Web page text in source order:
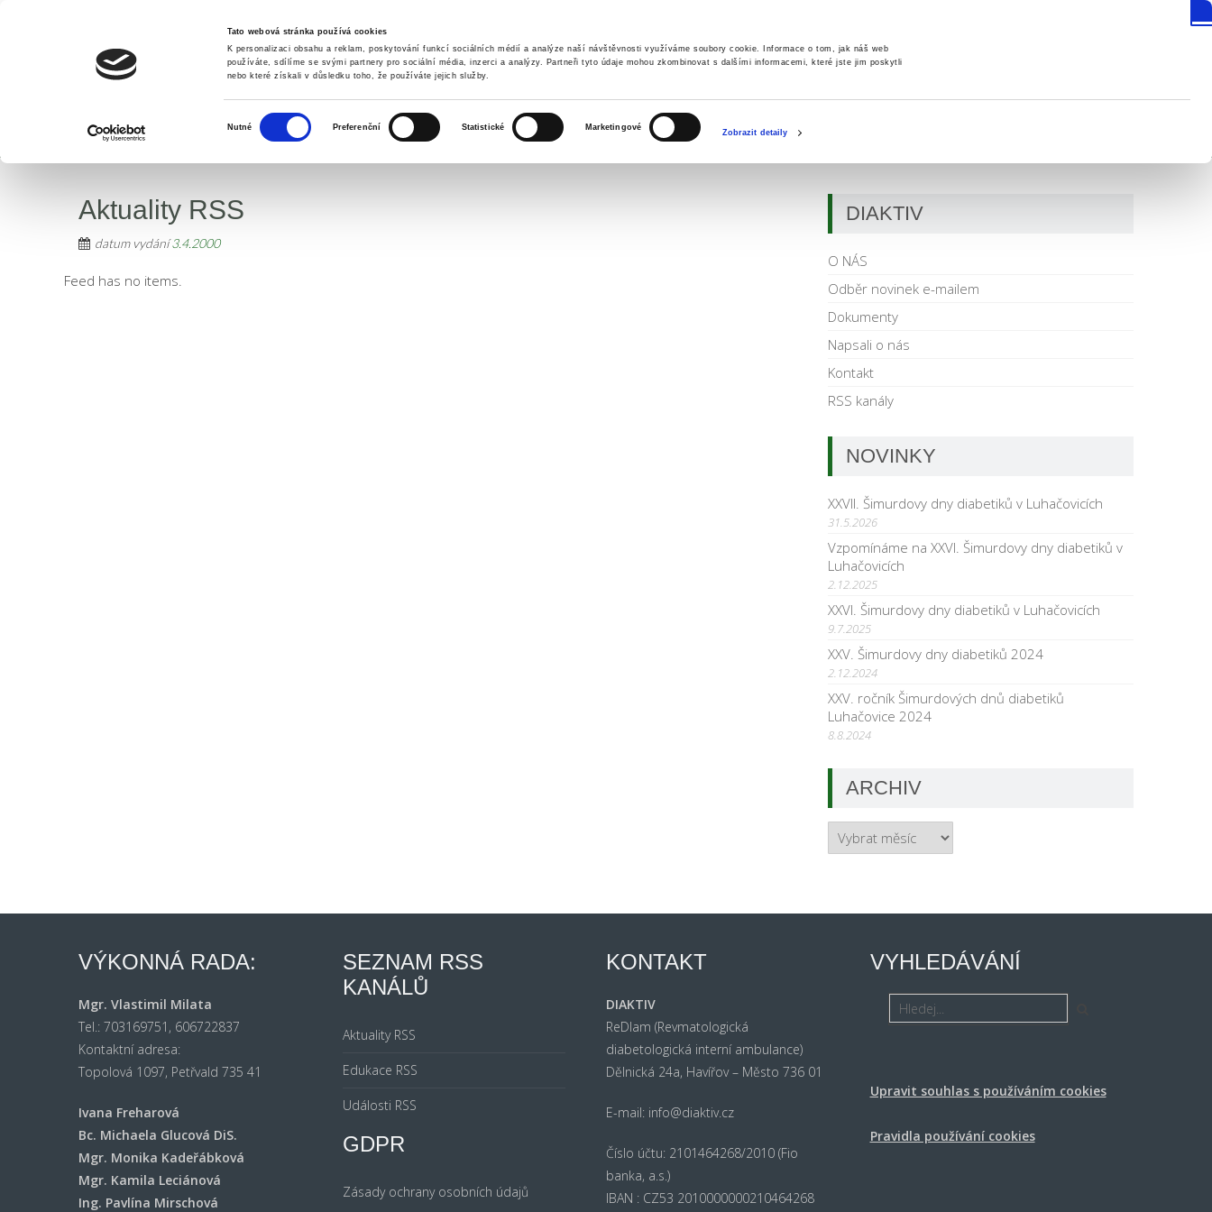
Tato webová stránka používá cookies
K personalizaci obsahu a reklam, poskytování funkcí sociálních médií a analýze naší návštěvnosti využíváme soubory cookie. Informace o tom, jak náš web
používáte, sdílíme se svými partnery pro sociální média, inzerci a analýzy. Partneři tyto údaje mohou zkombinovat s dalšími informacemi, které jste jim poskytli
nebo které získali v důsledku toho, že používáte jejich služby.
Nutné Preferenční Statistické Marketingové
Zobrazit detaily
ÚVOD O NÁS AKTUALITY KALENDÁŘ AKCÍ EDUKAČNÍ PROJEKTY PARTNEŘI
Aktuality RSS
datum vydání3.4.2000
Feed has no items.
DIAKTIV
O NÁS
Odběr novinek e-mailem
Dokumenty
Napsali o nás
Kontakt
RSS kanály
NOVINKY
XXVII. Šimurdovy dny diabetiků v Luhačovicích
31.5.2026
Vzpomínáme na XXVI. Šimurdovy dny diabetiků v
Luhačovicích
2.12.2025
XXVI. Šimurdovy dny diabetiků v Luhačovicích
9.7.2025
XXV. Šimurdovy dny diabetiků 2024
2.12.2024
XXV. ročník Šimurdových dnů diabetiků
Luhačovice 2024
8.8.2024
ARCHIV
Archiv
VÝKONNÁ RADA:
Mgr. Vlastimil Milata
Tel.: 703169751, 606722837
Kontaktní adresa:
Topolová 1097, Petřvald 735 41
Ivana Freharová
Bc. Michaela Glucová DiS.
Mgr. Monika Kadeřábková
Mgr. Kamila Leciánová
Ing. Pavlína Mirschová
SEZNAM RSS
KANÁLŮ
Aktuality RSS
Edukace RSS
Události RSS
GDPR
Zásady ochrany osobních údajů
KONTAKT
DIAKTIV
ReDIam (Revmatologická
diabetologická interní ambulance)
Dělnická 24a, Havířov – Město 736 01
E-mail: info@diaktiv.cz
Číslo účtu: 2101464268/2010 (Fio
banka, a.s.)
IBAN : CZ53 2010000000210464268
VYHLEDÁVÁNÍ
Upravit souhlas s používáním cookies
Pravidla používání cookies